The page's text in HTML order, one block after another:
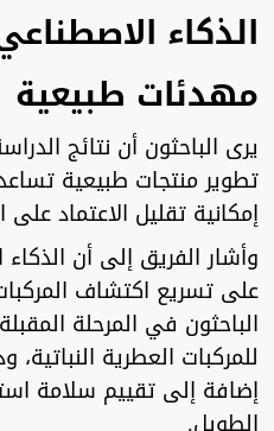
الذكاء
مهدئات طبيعية
يرى الباحثون أن نتائج
تطوير منتجات طبيعية
إمكانية تقليل الاعتماد على
وأشار الفريق إلى أن
على تسريع اكتشاف
الباحثون في المرحلة
للمركبات العطرية النباتية،
إضافة إلى تقييم سلامة